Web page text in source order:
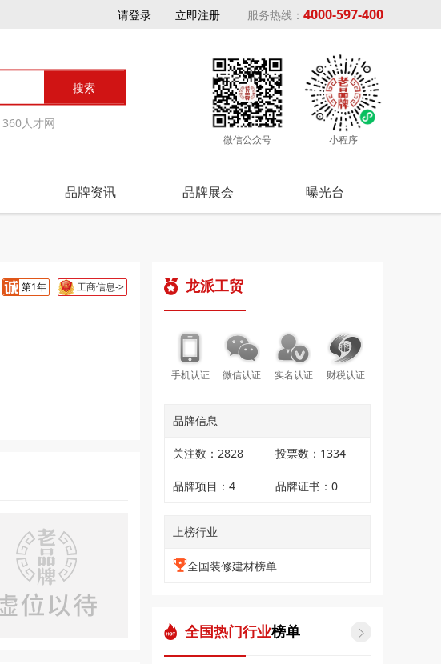
请登录 立即注册 服务热线： 4000-597-400
360人才网
微信公众号 小程序
品牌资讯 品牌展会 曝光台
第1年 工商信息-> 龙派工贸
手机认证 微信认证 实名认证 财税认证
品牌信息
关注数：2828 投票数：1334
品牌项目：4 品牌证书：0
上榜行业
全国装修建材榜单
全国热门行业榜单 